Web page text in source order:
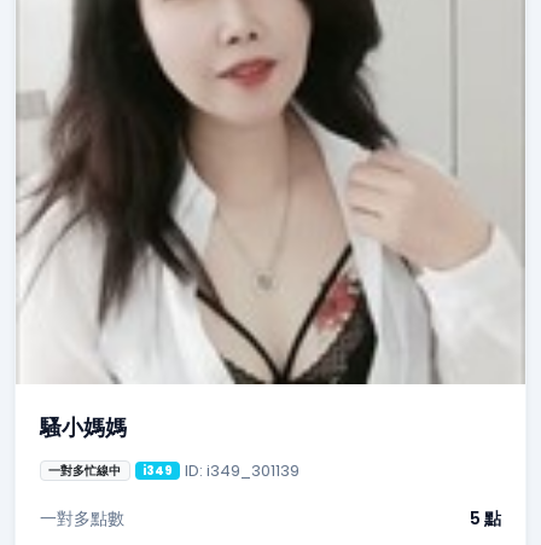
騷小媽媽
一對多忙線中 i349 ID: i349_301139
一對多點數 5 點